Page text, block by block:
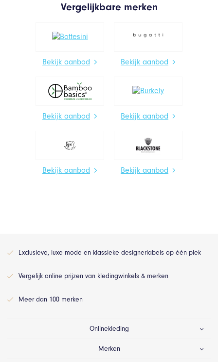
Vergelijkbare merken
Bekijk aanbod Bekijk aanbod
Bekijk aanbod Bekijk aanbod
Bekijk aanbod Bekijk aanbod
Exclusieve, luxe mode en klassieke designerlabels op één plek
Vergelijk online prijzen van kledingwinkels & merken
Meer dan 100 merken
Onlinekleding
Merken